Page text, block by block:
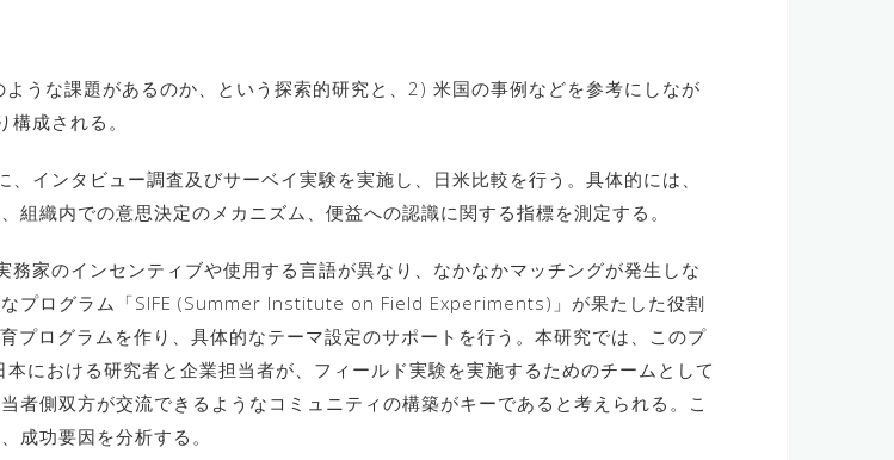
うな課題があるのか、という探索的研究と、2) 米国の事例などを参考にしなが
成される。
インタビュー調査及びサーベイ実験を実施し、日米比較を行う。具体的には、
織内での意思決定のメカニズム、便益への認識に関する指標を測定する。
家のインセンティブや使用する言語が異なり、なかなかマッチングが発生しな
プログラム「SIFE (Summer Institute on Field Experiments)」が果たした役割
プログラムを作り、具体的なテーマ設定のサポートを行う。本研究では、このプ
における研究者と企業担当者が、フィールド実験を実施するためのチームとして
者側双方が交流できるようなコミュニティの構築がキーであると考えられる。こ
成功要因を分析する。